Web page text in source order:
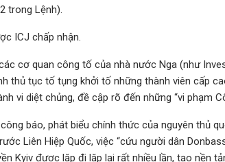
trong Lệnh).
ICJ chấp nhận.
cơ quan công tố của nhà nước Nga (như
thủ tục tố tụng khởi tố những thành viên cấp
vi diệt chủng, đề cập rõ đến những “vi phạm
báo, phát biểu chính thức của nguyên thủ
Liên Hiệp Quốc, việc “cứu người dân
Kyiv được lặp đi lặp lại rất nhiều lần, tạo nền